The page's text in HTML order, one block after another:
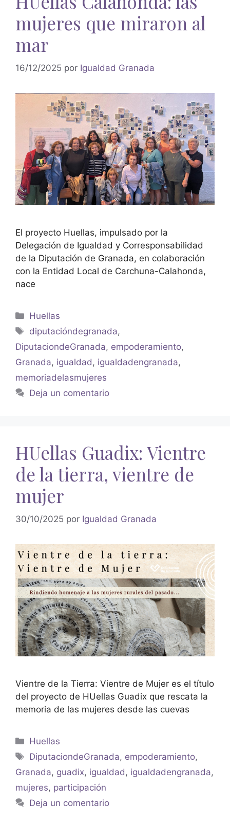
mujeres que miraron al
mar
16/12/2025 por Igualdad Granada
El proyecto Huellas, impulsado por la
Delegación de Igualdad y Corresponsabilidad
de la Diputación de Granada, en colaboración
con la Entidad Local de Carchuna-Calahonda,
nace
Huellas
diputacióndegranada,
DiputaciondeGranada, empoderamiento,
Granada, igualdad, igualdadengranada,
memoriadelasmujeres
Deja un comentario
HUellas Guadix: Vientre
de la tierra, vientre de
mujer
30/10/2025 por Igualdad Granada
Vientre de la Tierra: Vientre de Mujer es el título
del proyecto de HUellas Guadix que rescata la
memoria de las mujeres desde las cuevas
Huellas
DiputaciondeGranada, empoderamiento,
Granada, guadix, igualdad , igualdadengranada,
mujeres, participación
Deja un comentario